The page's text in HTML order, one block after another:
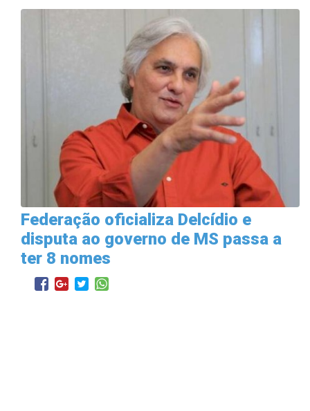
Federação oficializa Delcídio e
disputa ao governo de MS passa a
ter 8 nomes